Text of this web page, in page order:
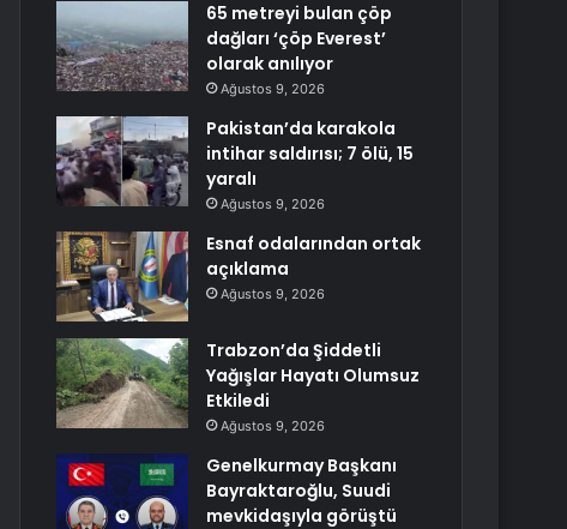
65 metreyi bulan çöp
dağları ‘çöp Everest’
olarak anılıyor
Ağustos 9, 2026
Pakistan’da karakola
intihar saldırısı; 7 ölü, 15
yaralı
Ağustos 9, 2026
Esnaf odalarından ortak
açıklama
Ağustos 9, 2026
Trabzon’da Şiddetli
Yağışlar Hayatı Olumsuz
Etkiledi
Ağustos 9, 2026
Genelkurmay Başkanı
Bayraktaroğlu, Suudi
mevkidaşıyla görüştü